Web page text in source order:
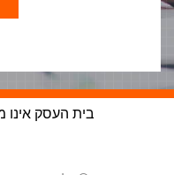
בית העסק אינו